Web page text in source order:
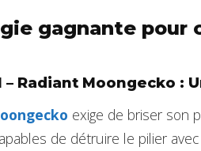
gagnante pour
– Radiant Moongecko :
exige de briser son
de détruire le pilier